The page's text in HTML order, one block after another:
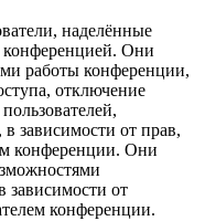
наделённые
Они
работы конференции,
отключение
зависимости от прав,
конференции. Они
зависимости от
конференции.